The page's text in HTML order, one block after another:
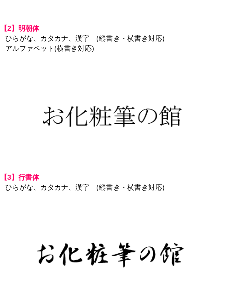
【2】明朝体
ひらがな、カタカナ、漢字 (縦書き・横書き対応)
アルファベット(横書き対応)
【3】行書体
ひらがな、カタカナ、漢字 (縦書き・横書き対応)